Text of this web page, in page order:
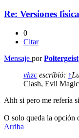
Re: Versiones
0
Citar
Mensaje porPoltergeist
vhzc escribió: ↑
Clash, Evil
Ahh si pero me refería
O solo queda la opción
Arriba